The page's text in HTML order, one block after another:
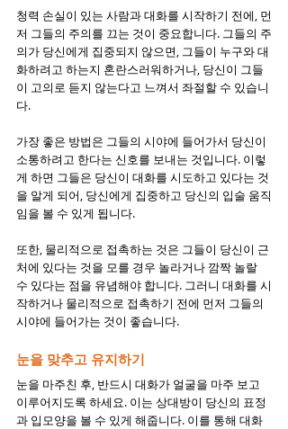
청력 손실이 있는 사람과 대화를 시작하기 전에, 먼
저 그들의 주의를 끄는 것이 중요합니다. 그들의 주
의가 당신에게 집중되지 않으면, 그들이 누구와 대
화하려고 하는지 혼란스러워하거나, 당신이 그들
이 고의로 듣지 않는다고 느껴서 좌절할 수 있습니
다.
가장 좋은 방법은 그들의 시야에 들어가서 당신이
소통하려고 한다는 신호를 보내는 것입니다. 이렇
게 하면 그들은 당신이 대화를 시도하고 있다는 것
을 알게 되어, 당신에게 집중하고 당신의 입술 움직
임을 볼 수 있게 됩니다.
또한, 물리적으로 접촉하는 것은 그들이 당신이 근
처에 있다는 것을 모를 경우 놀라거나 깜짝 놀랄
수 있다는 점을 유념해야 합니다. 그러니 대화를 시
작하거나 물리적으로 접촉하기 전에 먼저 그들의
시야에 들어가는 것이 좋습니다.
눈을 맞추고 유지하기
눈을 마주친 후, 반드시 대화가 얼굴을 마주 보고
이루어지도록 하세요. 이는 상대방이 당신의 표정
과 입모양을 볼 수 있게 해줍니다. 이를 통해 대화